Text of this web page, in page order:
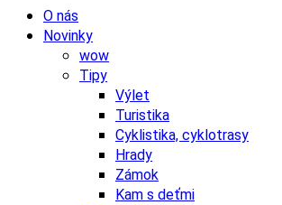
O nás
Novinky
wow
Tipy
Výlet
Turistika
Cyklistika, cyklotrasy
Hrady
Zámok
Kam s deťmi